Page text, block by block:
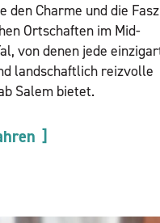
den Charme und die
Ortschaften im Mid-
von denen jede
landschaftlich reizvolle
Salem bietet.